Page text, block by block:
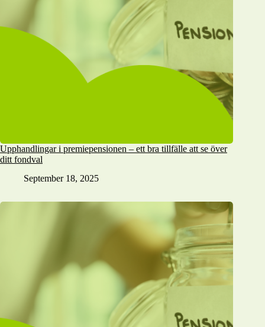
Upphandlingar i premiepensionen – ett bra tillfälle att se över
ditt fondval
September 18, 2025